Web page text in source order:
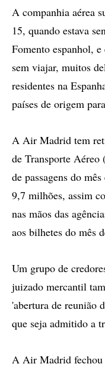
A companhia aérea
15, quando estava
Fomento espanhol,
sem viajar, muitos
residentes na
países de origem
A Air Madrid tem
de Transporte Aéreo
de passagens do
9,7 milhões, assim
nas mãos das
aos bilhetes do mês
Um grupo de
juizado mercantil
'abertura de reunião
que seja admitido a
A Air Madrid fechou